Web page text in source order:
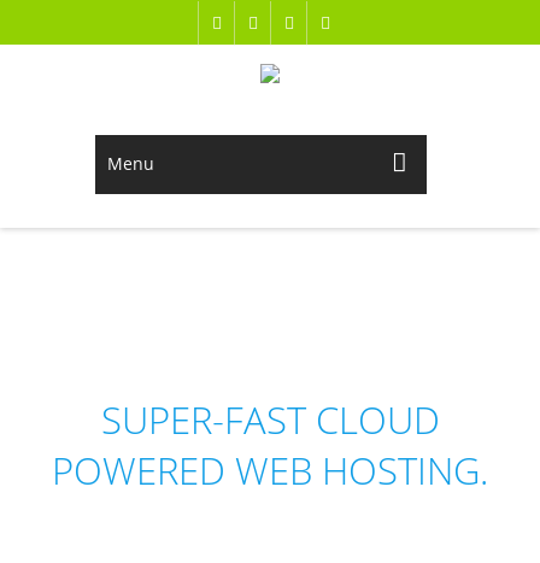
Menu
SUPER-FAST CLOUD
POWERED WEB HOSTING.